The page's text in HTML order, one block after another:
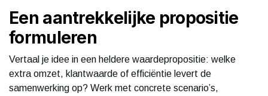
Een aantrekkelijke propositie
formuleren
Vertaal je idee in een heldere waardepropositie: welke
extra omzet, klantwaarde of efficiëntie levert de
samenwerking op? Werk met concrete scenario’s,